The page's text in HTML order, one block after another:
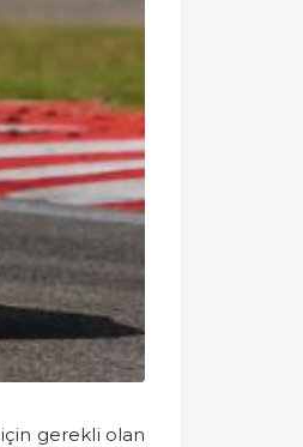
için gerekli olan